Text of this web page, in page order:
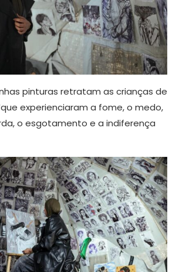
pinturas retratam as crianças de
experienciaram a fome, o medo,
o esgotamento e a indiferença